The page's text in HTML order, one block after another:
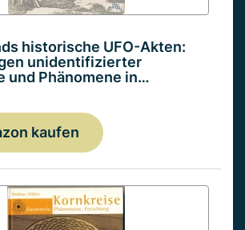
historische UFO-Akten:
unidentifizierter
und Phänomene in…
kaufen